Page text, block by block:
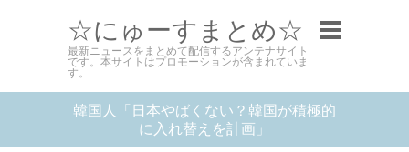
☆にゅーすまとめ☆
最新ニュースをまとめて配信するアンテナサイト
です。本サイトはプロモーションが含まれていま
す。
韓国人「日本やばくない？韓国が積極的
に入れ替えを計画」